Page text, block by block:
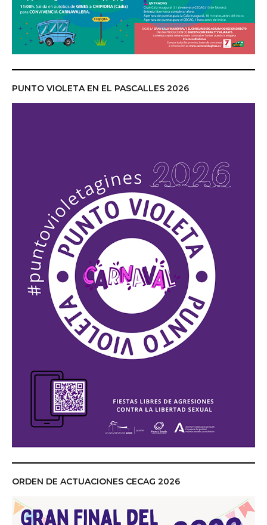
PUNTO VIOLETA EN EL PASCALLES 2026
ORDEN DE ACTUACIONES CECAG 2026